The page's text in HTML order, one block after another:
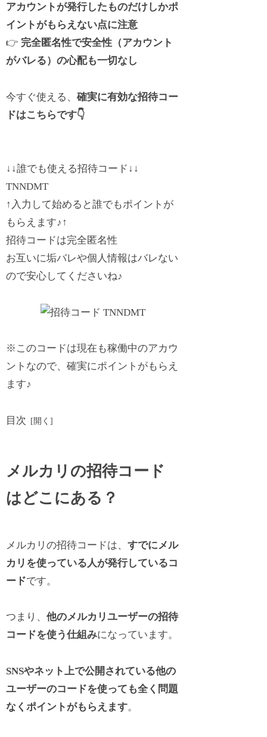
アカウントが発行したものだけしかポ
イントがもらえない点に注意
👉 完全匿名性で安全性（アカウント
がバレる）の心配も一切なし
今すぐ使える、確実に有効な招待コー
ドはこちらです👇
↓↓誰でも使える招待コード↓ ↓
TNNDMT
↑入力して始めると誰でもポイントが
もらえます♪ ↑
招待コードは完全匿名性
お互いに垢バレや個人情報はバレない
ので安心してくださいね♪
※このコードは現在も稼働中のアカウ
ントなので、確実にポイントがもらえ
ます♪
目次
メルカリの招待コード
はどこにある？
メルカリの招待コードは、すでにメル
カリを使っている人が発行しているコ
ードです。
つまり、他のメルカリユーザーの招待
コードを使う仕組みになっています。
SNSやネット上で公開されている他の
ユーザーのコードを使っても全く問題
なくポイントがもらえます。